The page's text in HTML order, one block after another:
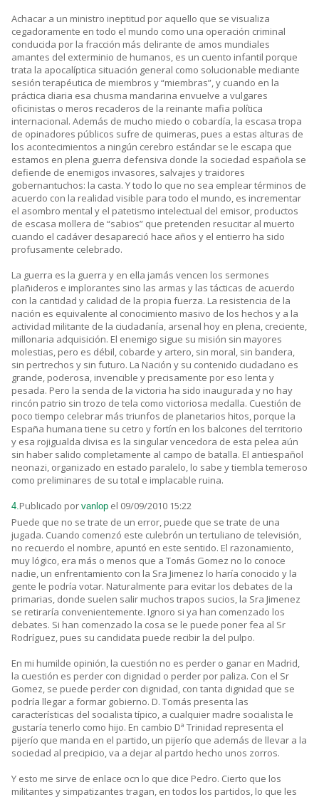
Achacar a un ministro ineptitud por aquello que se visualiza
cegadoramente en todo el mundo como una operación criminal
conducida por la fracción más delirante de amos mundiales
amantes del exterminio de humanos, es un cuento infantil porque
trata la apocalíptica situación general como solucionable mediante
sesión terapéutica de miembros y “miembras”, y cuando en la
práctica diaria esa chusma mandarina envuelve a vulgares
oficinistas o meros recaderos de la reinante mafia política
internacional. Además de mucho miedo o cobardía, la escasa tropa
de opinadores públicos sufre de quimeras, pues a estas alturas de
los acontecimientos a ningún cerebro estándar se le escapa que
estamos en plena guerra defensiva donde la sociedad española se
defiende de enemigos invasores, salvajes y traidores
gobernantuchos: la casta. Y todo lo que no sea emplear términos de
acuerdo con la realidad visible para todo el mundo, es incrementar
el asombro mental y el patetismo intelectual del emisor, productos
de escasa mollera de “sabios” que pretenden resucitar al muerto
cuando el cadáver desapareció hace años y el entierro ha sido
profusamente celebrado.
La guerra es la guerra y en ella jamás vencen los sermones
plañideros e implorantes sino las armas y las tácticas de acuerdo
con la cantidad y calidad de la propia fuerza. La resistencia de la
nación es equivalente al conocimiento masivo de los hechos y a la
actividad militante de la ciudadanía, arsenal hoy en plena, creciente,
millonaria adquisición. El enemigo sigue su misión sin mayores
molestias, pero es débil, cobarde y artero, sin moral, sin bandera,
sin pertrechos y sin futuro. La Nación y su contenido ciudadano es
grande, poderosa, invencible y precisamente por eso lenta y
pesada. Pero la senda de la victoria ha sido inaugurada y no hay
rincón patrio sin trozo de tela como victoriosa medalla. Cuestión de
poco tiempo celebrar más triunfos de planetarios hitos, porque la
España humana tiene su cetro y fortín en los balcones del territorio
y esa rojigualda divisa es la singular vencedora de esta pelea aún
sin haber salido completamente al campo de batalla. El antiespañol
neonazi, organizado en estado paralelo, lo sabe y tiembla temeroso
como preliminares de su total e implacable ruina.
4. Publicado por vanlop el 09/09/2010 15:22
Puede que no se trate de un error, puede que se trate de una
jugada. Cuando comenzó este culebrón un tertuliano de televisión,
no recuerdo el nombre, apuntó en este sentido. El razonamiento,
muy lógico, era más o menos que a Tomás Gomez no lo conoce
nadie, un enfrentamiento con la Sra Jimenez lo haría conocido y la
gente le podría votar. Naturalmente para evitar los debates de la
primarias, donde suelen salir muchos trapos sucios, la Sra Jimenez
se retiraría convenientemente. Ignoro si ya han comenzado los
debates. Si han comenzado la cosa se le puede poner fea al Sr
Rodríguez, pues su candidata puede recibir la del pulpo.
En mi humilde opinión, la cuestión no es perder o ganar en Madrid,
la cuestión es perder con dignidad o perder por paliza. Con el Sr
Gomez, se puede perder con dignidad, con tanta dignidad que se
podría llegar a formar gobierno. D. Tomás presenta las
características del socialista típico, a cualquier madre socialista le
gustaría tenerlo como hijo. En cambio Dª Trinidad representa el
pijerío que manda en el partido, un pijerío que además de llevar a la
sociedad al precipicio, va a dejar al partdo hecho unos zorros.
Y esto me sirve de enlace ocn lo que dice Pedro. Cierto que los
militantes y simpatizantes tragan, en todos los partidos, lo que les